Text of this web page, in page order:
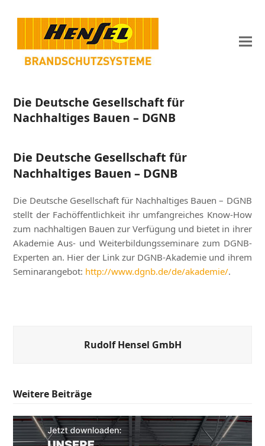
Die Deutsche Gesellschaft für
Nachhaltiges Bauen – DGNB
Die Deutsche Gesellschaft für
Nachhaltiges Bauen – DGNB
Die Deutsche Gesellschaft für Nachhaltiges Bauen – DGNB
stellt der Fachöffentlichkeit ihr umfangreiches Know-How
zum nachhaltigen Bauen zur Verfügung und bietet in ihrer
Akademie Aus- und Weiterbildungsseminare zum DGNB-
Experten an. Hier der Link zur DGNB-Akademie und ihrem
Seminarangebot: http://www.dgnb.de/de/akademie/.
Rudolf Hensel GmbH
Weitere Beiträge